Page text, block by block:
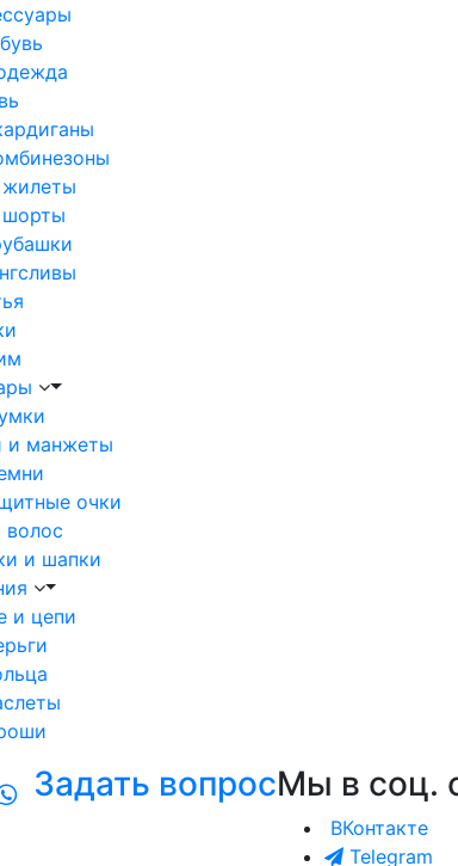
и манжеты
очки
волос
и шапки
и цепи
Задать вопросМы в соц.
ВКонтакте
Telegram